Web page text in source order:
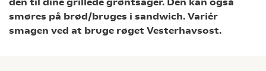
smøres på brød/bruges i sandwich. Variér
smagen ved at bruge røget Vesterhavsost.